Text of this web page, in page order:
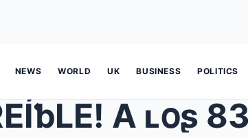
NEWS WORLD UK BUSINESS POLITICS